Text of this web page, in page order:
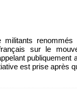
militants renommés
sur le
publiquement
est prise après